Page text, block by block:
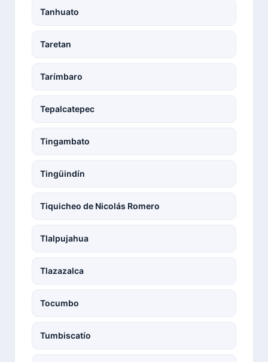
Tanhuato
Taretan
Tarímbaro
Tepalcatepec
Tingambato
Tingüindín
Tiquicheo de Nicolás Romero
Tlalpujahua
Tlazazalca
Tocumbo
Tumbiscatío